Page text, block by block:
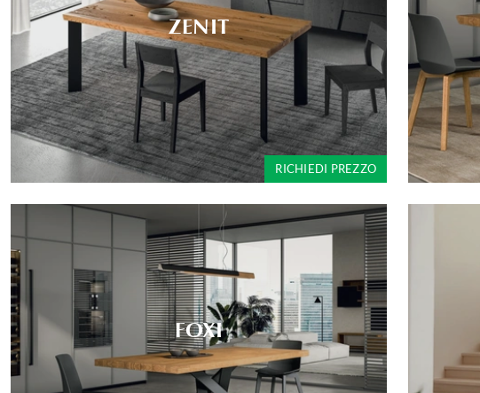
ZENIT
RICHIEDI PREZZO
FOXI